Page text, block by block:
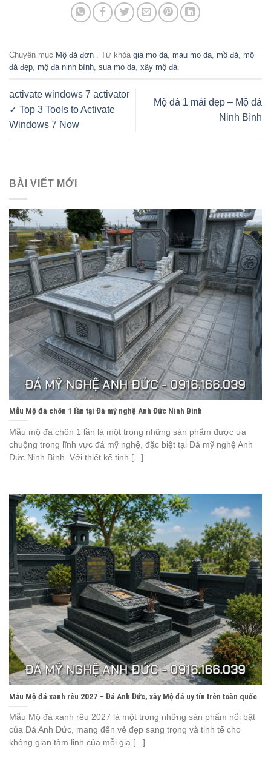
Chuyên mục Mộ đá đơn . Từ khóa gia mo da, mau mo da, mồ đá, mộ
đá đẹp, mộ đá ninh bình, sua mo da, xây mộ đá.
activate windows 7 activator
✓ Top 3 Tools to Activate
Windows 7 Now
Mộ đá 1 mái đẹp – Mộ đá
Ninh Bình
BÀI VIẾT MỚI
Mẫu Mộ đá chôn 1 lần tại Đá mỹ nghệ Anh Đức Ninh Bình
Mẫu mộ đá chôn 1 lần là một trong những sản phẩm được ưa
chuộng trong lĩnh vực đá mỹ nghệ, đặc biệt tại Đá mỹ nghệ Anh
Đức Ninh Bình. Với thiết kế tinh [...]
Mẫu Mộ đá xanh rêu 2027 – Đá Anh Đức, xây Mộ đá uy tín trên toàn quốc
Mẫu Mộ đá xanh rêu 2027 là một trong những sản phẩm nổi bật
của Đá Anh Đức, mang đến vẻ đẹp sang trọng và tinh tế cho
không gian tâm linh của mỗi gia [...]